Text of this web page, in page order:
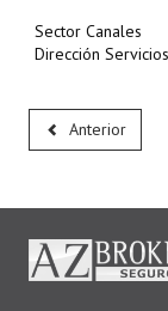
Sector Canales
Dirección
Anterior